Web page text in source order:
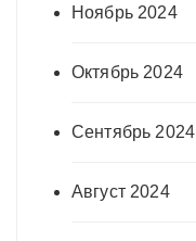
Ноябрь 2024
Октябрь 2024
Сентябрь 2024
Август 2024